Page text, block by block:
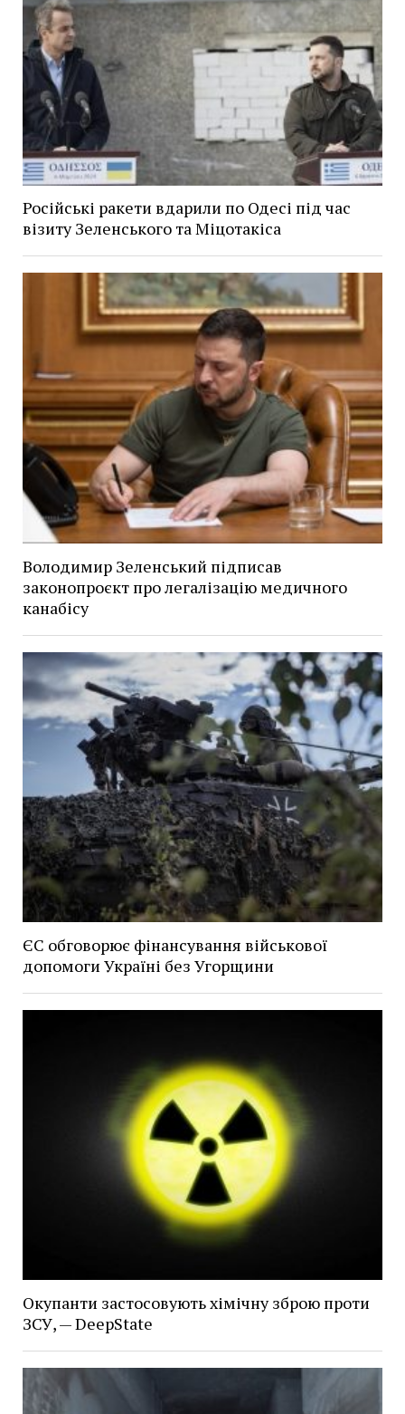
Російські ракети вдарили по Одесі під час
візиту Зеленського та Міцотакіса
Володимир Зеленський підписав
законопроєкт про легалізацію медичного
канабісу
ЄС обговорює фінансування військової
допомоги Україні без Угорщини
Окупанти застосовують хімічну зброю проти
ЗСУ, — DeepState